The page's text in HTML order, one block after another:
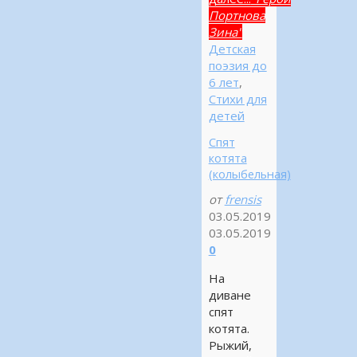
Портнова
Зина"
Детская
поэзия до
6 лет,
Стихи для
детей
Спят
котята
(колыбельная)
от frensis
03.05.2019
03.05.2019
0
На
диване
спят
котята.
Рыжий,